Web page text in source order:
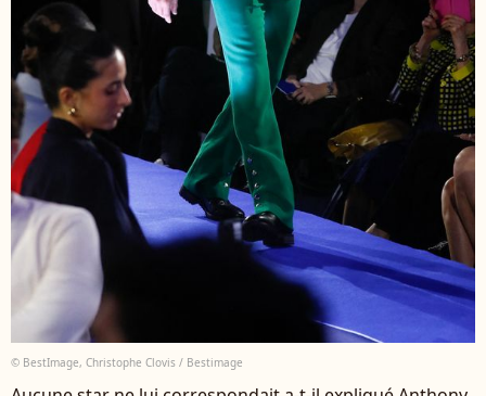
© BestImage, Christophe Clovis / Bestimage